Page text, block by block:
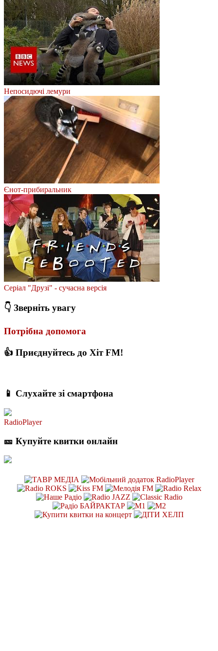
Непосидючі лемури
Єнот-прибиральник
Серіал "Друзі" - сучасна версія
👇 Зверніть увагу
Потрібна допомога
👍 Приєднуйтесь до Хіт FM!
📱 Слухайте зі смартфона
RadioPlayer
🎫 Купуйте квитки онлайн